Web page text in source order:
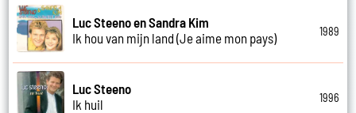
Luc Steeno en Sandra Kim
Ik hou van mijn land (Je aime mon pays)
1989
Luc Steeno
Ik huil
1996